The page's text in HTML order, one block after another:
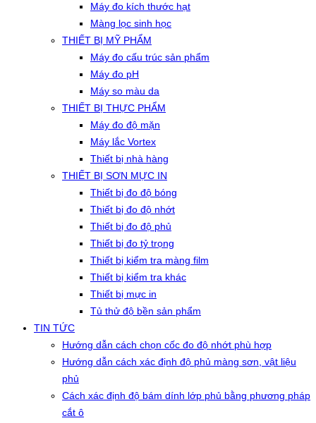
Máy đo kích thước hạt
Màng lọc sinh học
THIẾT BỊ MỸ PHẨM
Máy đo cấu trúc sản phẩm
Máy đo pH
Máy so màu da
THIẾT BỊ THỰC PHẨM
Máy đo độ mặn
Máy lắc Vortex
Thiết bị nhà hàng
THIẾT BỊ SƠN MỰC IN
Thiết bị đo độ bóng
Thiết bị đo độ nhớt
Thiết bị đo độ phủ
Thiết bị đo tỷ trọng
Thiết bị kiểm tra màng film
Thiết bị kiểm tra khác
Thiết bị mực in
Tủ thử độ bền sản phẩm
TIN TỨC
Hướng dẫn cách chọn cốc đo độ nhớt phù hợp
Hướng dẫn cách xác định độ phủ màng sơn, vật liệu
phủ
Cách xác định độ bám dính lớp phủ bằng phương pháp
cắt ô